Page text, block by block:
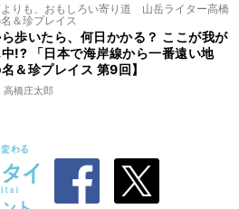
りも、おもしろい寄り道 山岳ライター高橋
＆珍プレイス
歩いたら、何日かかる？ ここが我が
!? 「日本で海岸線から一番遠い地
＆珍プレイス 第9回】
高橋庄太郎